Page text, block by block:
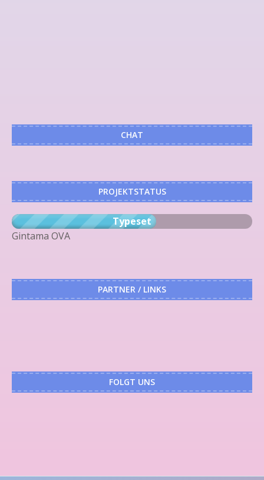
CHAT
PROJEKTSTATUS
Typeset
Gintama OVA
PARTNER / LINKS
FOLGT UNS